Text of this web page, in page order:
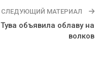
СЛЕДУЮЩИЙ МАТЕРИАЛ
Тува объявила облаву на
волков